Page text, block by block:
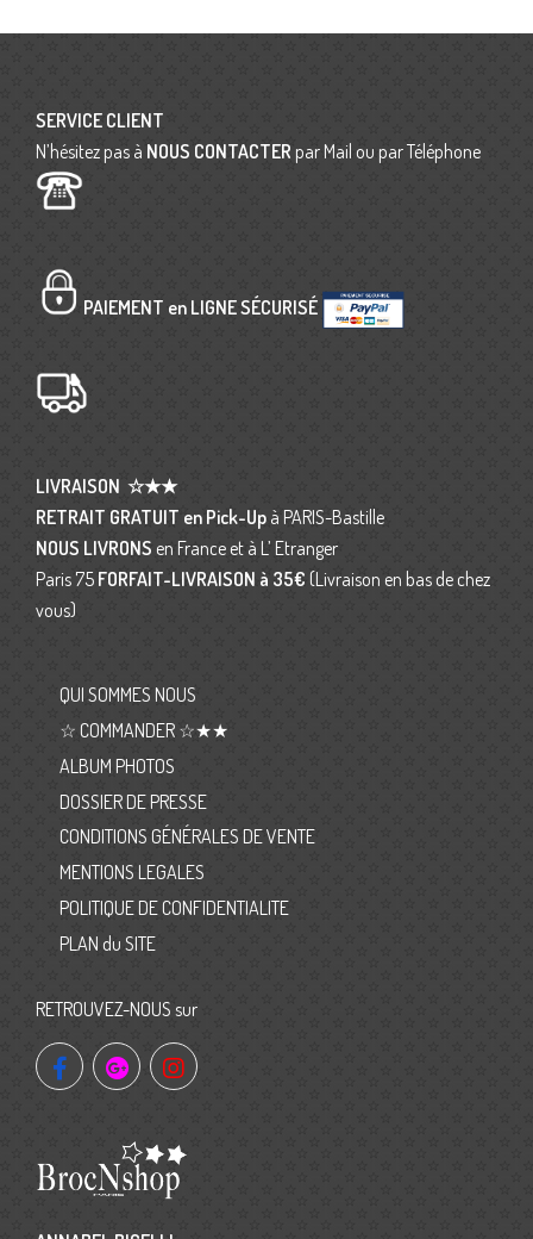
SERVICE CLIENT
N’hésitez pas à NOUS CONTACTER par Mail ou par Téléphone
PAIEMENT en LIGNE SÉCURISÉ
LIVRAISON ☆★★
RETRAIT GRATUIT en Pick-Up à PARIS-Bastille
NOUS LIVRONS en France et à L’ Etranger
Paris 75 FORFAIT-LIVRAISON à 35€ (Livraison en bas de chez
vous)
QUI SOMMES NOUS
☆ COMMANDER ☆★★
ALBUM PHOTOS
DOSSIER DE PRESSE
CONDITIONS GÉNÉRALES DE VENTE
MENTIONS LEGALES
POLITIQUE DE CONFIDENTIALITE
PLAN du SITE
RETROUVEZ-NOUS sur